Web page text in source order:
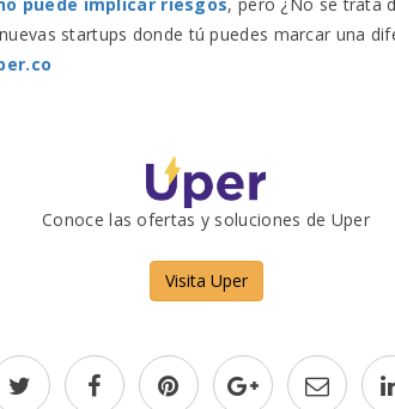
puede implicar riesgos, pero ¿No se trata
startups donde tú puedes marcar una
Conoce las ofertas y soluciones de Uper
Visita Uper